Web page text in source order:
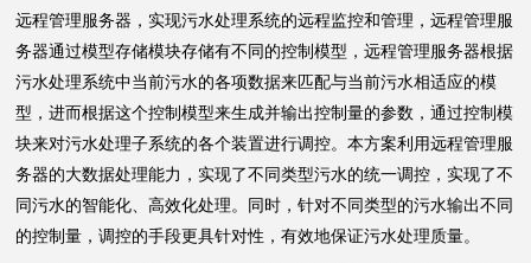
远程管理服务器，实现污水处理系统的远程监控和管理，远程管理服
务器通过模型存储模块存储有不同的控制模型，远程管理服务器根据
污水处理系统中当前污水的各项数据来匹配与当前污水相适应的模
型，进而根据这个控制模型来生成并输出控制量的参数，通过控制模
块来对污水处理子系统的各个装置进行调控。本方案利用远程管理服
务器的大数据处理能力，实现了不同类型污水的统一调控，实现了不
同污水的智能化、高效化处理。同时，针对不同类型的污水输出不同
的控制量，调控的手段更具针对性，有效地保证污水处理质量。